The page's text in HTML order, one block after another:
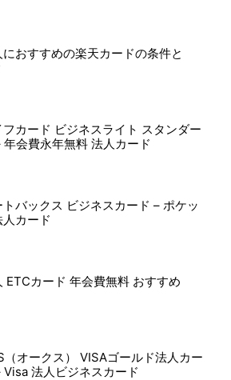
におすすめの楽天カードの条件と
フカード ビジネスライト スタンダー
年会費永年無料 法人カード
トバックス ビジネスカード – ポケッ
人カード
ETCカード 年会費無料 おすすめ
（オークス） VISAゴールド法人カー
Visa 法人ビジネスカード